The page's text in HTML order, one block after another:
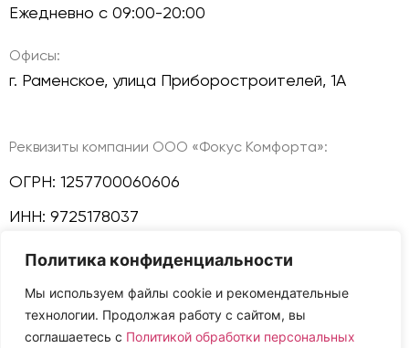
Политика конфиденциальности
Мы используем файлы cookie и рекомендательные
технологии. Продолжая работу с сайтом, вы
соглашаетесь с Политикой обработки персональных
Ежедневно с 09:00-20:00
Офисы:
г. Раменское, улица Приборостроителей, 1А
Реквизиты компании ООО «Фокус Комфорта»:
ОГРН: 1257700060606
ИНН: 9725178037
КПП: 772501001
Политика конфиденциальности
Мы в соц сетях: